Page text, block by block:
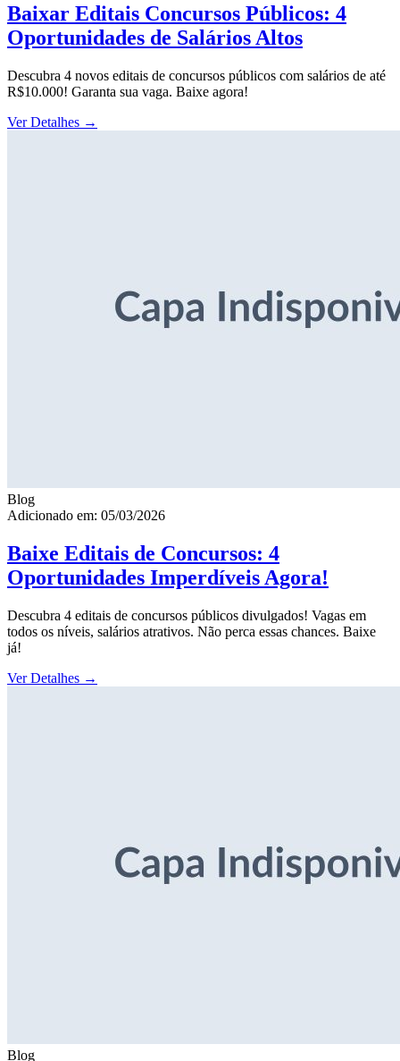
Baixar Editais Concursos Públicos: 4
Oportunidades de Salários Altos
Descubra 4 novos editais de concursos públicos com salários de até
R$10.000! Garanta sua vaga. Baixe agora!
Ver Detalhes →
Blog
Adicionado em: 05/03/2026
Baixe Editais de Concursos: 4
Oportunidades Imperdíveis Agora!
Descubra 4 editais de concursos públicos divulgados! Vagas em
todos os níveis, salários atrativos. Não perca essas chances. Baixe
já!
Ver Detalhes →
Blog